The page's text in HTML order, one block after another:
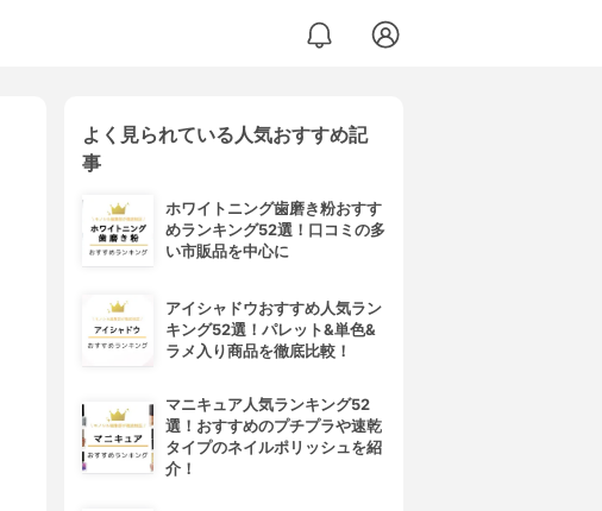
よく見られている人気おすすめ記
事
ホワイトニング歯磨き粉おすす
めランキング52選！口コミの多
い市販品を中心に
アイシャドウおすすめ人気ラン
キング52選！パレット&単色&
ラメ入り商品を徹底比較！
マニキュア人気ランキング52
選！おすすめのプチプラや速乾
タイプのネイルポリッシュを紹
介！